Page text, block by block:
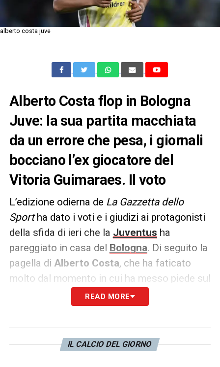
alberto costa juve
Alberto Costa flop in Bologna
Juve: la sua partita macchiata
da un errore che pesa, i giornali
bocciano l’ex giocatore del
Vitoria Guimaraes. Il voto
L’edizione odierna de La Gazzetta dello
Sportha dato i voti e i giudizi ai protagonisti
della sfida di ieri che la Juventus ha
pareggiato in casa del Bologna. Di seguito la
pagella di Alberto Costa, che ha faticato
molto dal momento in cui ha messo piede sul
giusto il movimento, tiro pessimo. Errore che
READ MORE
IL CALCIO DEL GIORNO